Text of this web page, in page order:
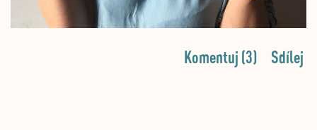
Sdílej
Komentuj (3)